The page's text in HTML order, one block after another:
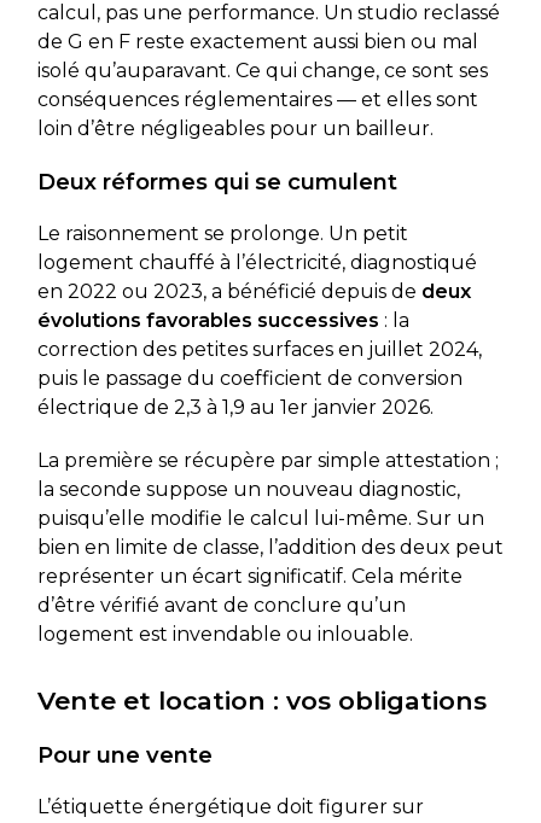
calcul, pas une performance. Un studio reclassé
de G en F reste exactement aussi bien ou mal
isolé qu’auparavant. Ce qui change, ce sont ses
conséquences réglementaires — et elles sont
loin d’être négligeables pour un bailleur.
Deux réformes qui se cumulent
Le raisonnement se prolonge. Un petit
logement chauffé à l’électricité, diagnostiqué
en 2022 ou 2023, a bénéficié depuis de deux
évolutions favorables successives : la
correction des petites surfaces en juillet 2024,
puis le passage du coefficient de conversion
électrique de 2,3 à 1,9 au 1er janvier 2026.
La première se récupère par simple attestation ;
la seconde suppose un nouveau diagnostic,
puisqu’elle modifie le calcul lui-même. Sur un
bien en limite de classe, l’addition des deux peut
représenter un écart significatif. Cela mérite
d’être vérifié avant de conclure qu’un
logement est invendable ou inlouable.
Vente et location : vos obligations
Pour une vente
L’étiquette énergétique doit figurer sur